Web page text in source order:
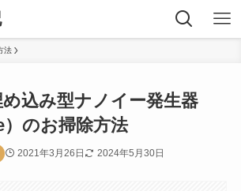
法
め込み型ナノイー発生器
）のお掃除方法
2021年3月26日 2024年5月30日